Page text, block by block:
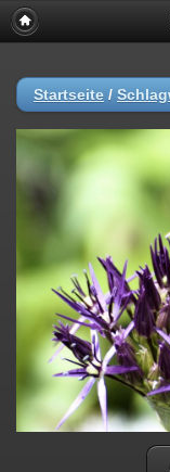
Startseite /